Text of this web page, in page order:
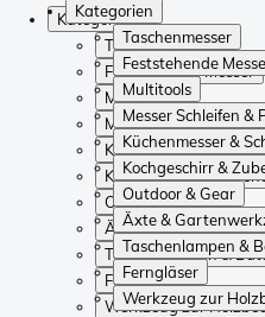
Kategorien
Taschenmesser
Feststehende
Multitools
Messer Schleifen &
Küchenmesser &
Kochgeschirr &
Outdoor & Gear
Äxte &
Taschenlampen &
Ferngläser
Werkzeug zur
Kategorien
Taschenmesser
Feststehende Messer
Multitools
Messer Schleifen &
Küchenmesser &
Kochgeschirr &
Outdoor & Gear
Äxte &
Taschenlampen &
Ferngläser
Werkzeug zur